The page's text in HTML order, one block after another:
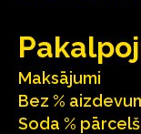
Maksājumi
Bez %
Soda %